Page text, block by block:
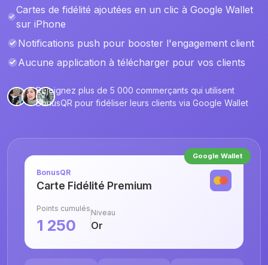
Cartes de fidélité ajoutées en un clic à Google Wallet
sur iPhone
Notifications push pour booster l'engagement client
Aucune application à télécharger pour vos clients
Rejoignez plus de 5 000 commerçants qui utilisent
BonusQR pour fidéliser leurs clients via Google Wallet
Google Wallet
BonusQR
Carte Fidélité Premium
Points cumulés
1 250
Niveau
Or